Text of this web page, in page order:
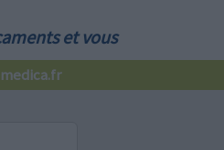
et vous